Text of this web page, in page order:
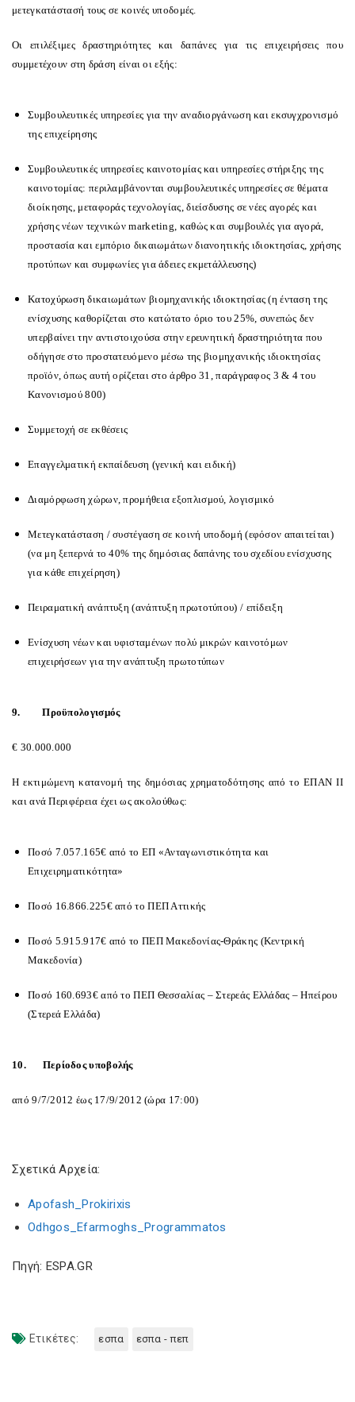
μετεγκατάστασή τους σε κοινές υποδομές.
Οι επιλέξιμες δραστηριότητες και δαπάνες για τις επιχειρήσεις που
συμμετέχουν στη δράση είναι οι εξής:
Συμβουλευτικές υπηρεσίες για την αναδιοργάνωση και εκσυγχρονισμό
της επιχείρησης
Συμβουλευτικές υπηρεσίες καινοτομίας και υπηρεσίες στήριξης της
καινοτομίας: περιλαμβάνονται συμβουλευτικές υπηρεσίες σε θέματα
διοίκησης, μεταφοράς τεχνολογίας, διείσδυσης σε νέες αγορές και
χρήσης νέων τεχνικών marketing, καθώς και συμβουλές για αγορά,
προστασία και εμπόριο δικαιωμάτων διανοητικής ιδιοκτησίας, χρήσης
προτύπων και συμφωνίες για άδειες εκμετάλλευσης)
Κατοχύρωση δικαιωμάτων βιομηχανικής ιδιοκτησίας (η ένταση της
ενίσχυσης καθορίζεται στο κατώτατο όριο του 25%, συνεπώς δεν
υπερβαίνει την αντιστοιχούσα στην ερευνητική δραστηριότητα που
οδήγησε στο προστατευόμενο μέσω της βιομηχανικής ιδιοκτησίας
προϊόν, όπως αυτή ορίζεται στο άρθρο 31, παράγραφος 3 & 4 του
Κανονισμού 800)
Συμμετοχή σε εκθέσεις
Επαγγελματική εκπαίδευση (γενική και ειδική)
Διαμόρφωση χώρων, προμήθεια εξοπλισμού, λογισμικό
Μετεγκατάσταση / συστέγαση σε κοινή υποδομή (εφόσον απαιτείται)
(να μη ξεπερνά το 40% της δημόσιας δαπάνης του σχεδίου ενίσχυσης
για κάθε επιχείρηση)
Πειραματική ανάπτυξη (ανάπτυξη πρωτοτύπου) / επίδειξη
Ενίσχυση νέων και υφισταμένων πολύ μικρών καινοτόμων
επιχειρήσεων για την ανάπτυξη πρωτοτύπων
9. Προϋπολογισμός
€ 30.000.000
Η εκτιμώμενη κατανομή της δημόσιας χρηματοδότησης από το ΕΠΑΝ ΙΙ
και ανά Περιφέρεια έχει ως ακολούθως:
Ποσό 7.057.165€ από το ΕΠ «Ανταγωνιστικότητα και
Επιχειρηματικότητα»
Ποσό 16.866.225€ από το ΠΕΠ Αττικής
Ποσό 5.915.917€ από το ΠΕΠ Μακεδονίας-Θράκης (Κεντρική
Μακεδονία)
Ποσό 160.693€ από το ΠΕΠ Θεσσαλίας – Στερεάς Ελλάδας – Ηπείρου
(Στερεά Ελλάδα)
10. Περίοδος υποβολής
από 9/7/2012 έως 17/9/2012 (ώρα 17:00)
Σχετικά Αρχεία:
Apofash_Prokirixis
Odhgos_Efarmoghs_Programmatos
Πηγή: ESPA.GR
Ετικέτες: εσπα εσπα - πεπ